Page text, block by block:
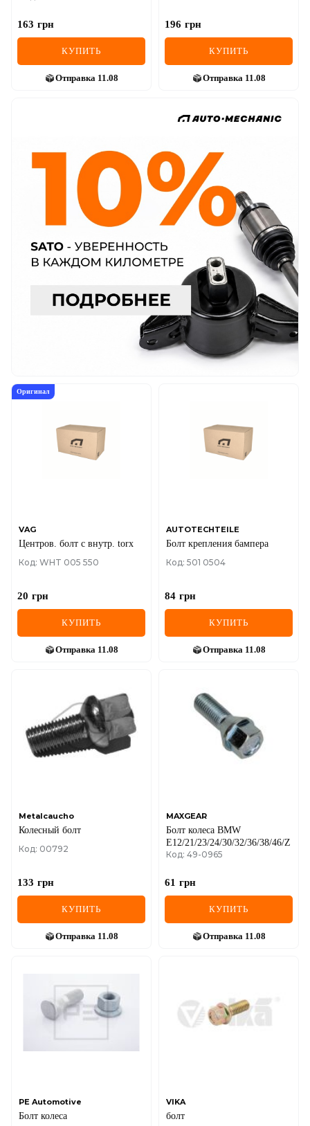
163 грн
КУПИТЬ
Отправка 11.08
196 грн
КУПИТЬ
Отправка 11.08
Оригинал
VAG
Центров. болт с внутр. torx
Код: WHT 005 550
20 грн
КУПИТЬ
Отправка 11.08
AUTOTECHTEILE
Болт крепления бампера
Код: 501 0504
84 грн
КУПИТЬ
Отправка 11.08
Metalcaucho
Колесный болт
Код: 00792
133 грн
КУПИТЬ
Отправка 11.08
MAXGEAR
Болт колеса BMW
E12/21/23/24/30/32/36/38/46/Z1/
Код: 49-0965
61 грн
КУПИТЬ
Отправка 11.08
PE Automotive
Болт колеса
VIKA
болт